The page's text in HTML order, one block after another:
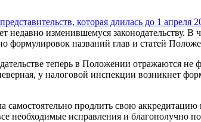
которая длилась до 1 апреля
недавно изменившемуся законодательству.
формулировок названий глав и статей
теперь в Положении отражаются не
у налоговой инспекции возникнет
самостоятельно продлить свою
необходимые исправления и благополучно